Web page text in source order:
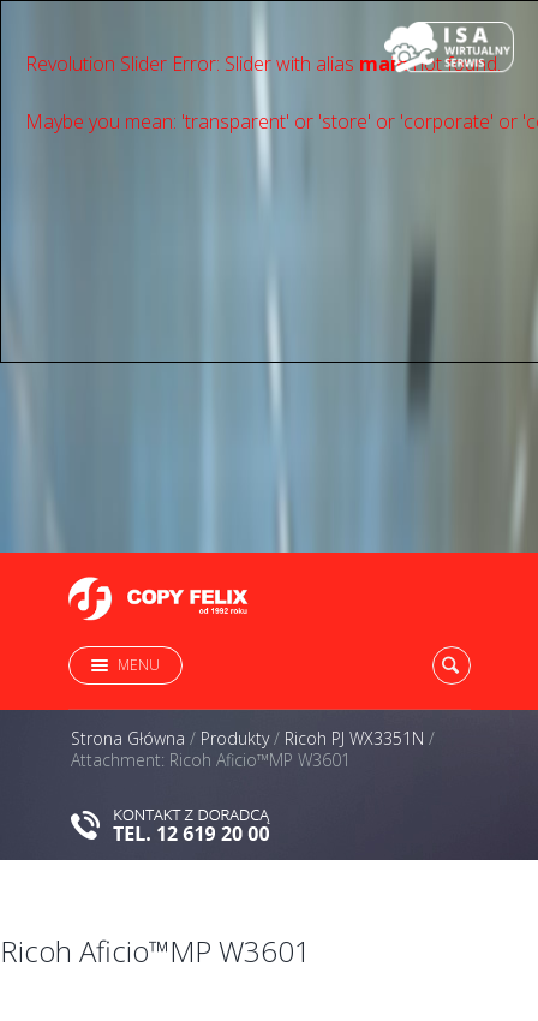
Revolution Slider Error: Slider with alias mainnot found.
Maybe you mean: 'transparent' or 'store' or 'сorporate' or
MENU
Strona Główna / Produkty/ Ricoh PJ WX3351N /
Attachment: Ricoh Aficio™MP W3601
Ricoh Aficio™MP W3601